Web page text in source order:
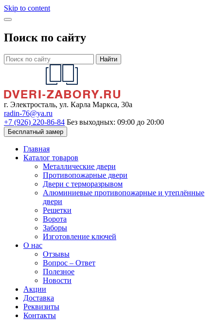
Skip to content
Поиск по сайту
Найти
г. Электросталь, ул. Карла Маркса, 30а
radin-76@ya.ru
+7 (926) 220-86-84 Без выходных: 09:00 до 20:00
Бесплатный замер
Главная
Каталог товаров
Металлические двери
Противопожарные двери
Двери с терморазрывом
Алюминиевые противопожарные и утеплённые
двери
Решетки
Ворота
Заборы
Изготовление ключей
О нас
Отзывы
Вопрос – Ответ
Полезное
Новости
Акции
Доставка
Реквизиты
Контакты